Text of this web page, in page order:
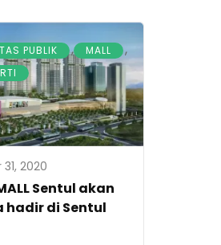
PUBLIK , MALL ,
2020
Sentul akan
hadir di Sentul